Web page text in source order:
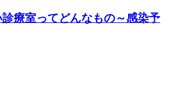
療室ってどんなもの～感染予